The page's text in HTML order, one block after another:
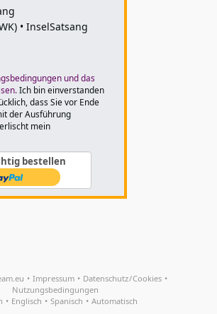
• InselSatsang
und das
Ich bin einverstanden
dass Sie vor Ende
der Ausführung
mein
bestellen
• Impressum • Datenschutz/Cookies •
Nutzungsbedingungen
• Englisch • Spanisch • Automatisch